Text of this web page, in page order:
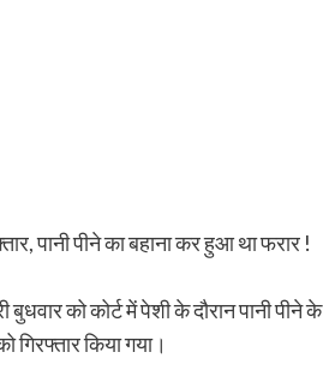
पानी पीने का बहाना कर हुआ था फरार !
को कोर्ट में पेशी के दौरान पानी पीने के
गिरफ्तार किया गया।